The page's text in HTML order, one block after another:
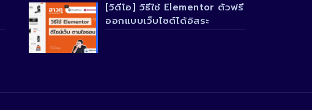
[วิดีโอ] วิธีใช้ Elementor ตัวฟรี
ออกแบบเว็บไซต์ได้อิสระ